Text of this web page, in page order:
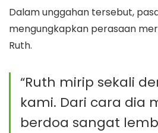
Dalam unggahan tersebut,
mengungkapkan perasaan
Ruth.
“Ruth mirip sekali
kami. Dari cara dia
berdoa sangat